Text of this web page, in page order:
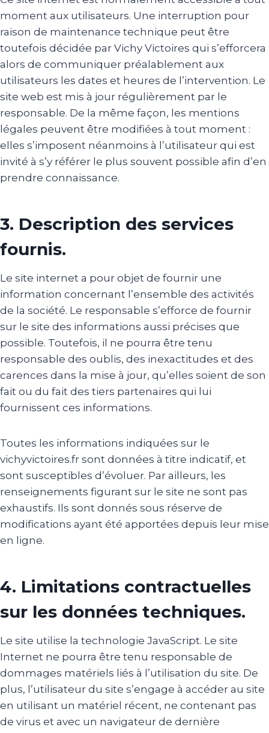
moment aux utilisateurs. Une interruption pour
raison de maintenance technique peut être
toutefois décidée par Vichy Victoires qui s’efforcera
alors de communiquer préalablement aux
utilisateurs les dates et heures de l’intervention. Le
site web est mis à jour régulièrement par le
responsable. De la même façon, les mentions
légales peuvent être modifiées à tout moment :
elles s’imposent néanmoins à l’utilisateur qui est
invité à s’y référer le plus souvent possible afin d’en
prendre connaissance.
3. Description des services
fournis.
Le site internet a pour objet de fournir une
information concernant l’ensemble des activités
de la société. Le responsable s’efforce de fournir
sur le site des informations aussi précises que
possible. Toutefois, il ne pourra être tenu
responsable des oublis, des inexactitudes et des
carences dans la mise à jour, qu’elles soient de son
fait ou du fait des tiers partenaires qui lui
fournissent ces informations.
Toutes les informations indiquées sur le
vichyvictoires.fr sont données à titre indicatif, et
sont susceptibles d’évoluer. Par ailleurs, les
renseignements figurant sur le site ne sont pas
exhaustifs. Ils sont donnés sous réserve de
modifications ayant été apportées depuis leur mise
en ligne.
4. Limitations contractuelles
sur les données techniques.
Le site utilise la technologie JavaScript. Le site
Internet ne pourra être tenu responsable de
dommages matériels liés à l’utilisation du site. De
plus, l’utilisateur du site s’engage à accéder au site
en utilisant un matériel récent, ne contenant pas
de virus et avec un navigateur de dernière